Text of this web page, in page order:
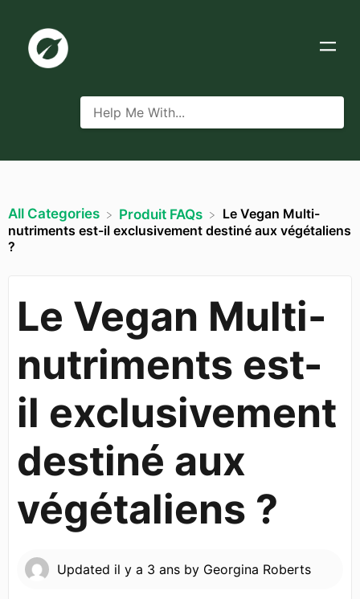
All Categories ​Produit FAQs
Le Vegan Multi-
nutriments est-il exclusivement destiné aux végétaliens
?
Le Vegan Multi-
nutriments est-
il exclusivement
destiné aux
végétaliens ?
Updated il y a 3 ans by Georgina Roberts